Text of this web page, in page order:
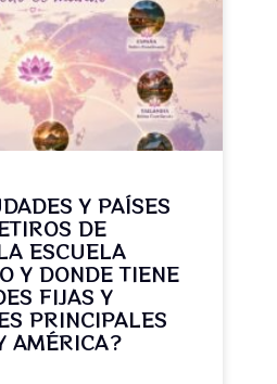
Y PAÍSES
DE
ESCUELA
Y DONDE TIENE
FIJAS Y
PRINCIPALES
AMÉRICA?